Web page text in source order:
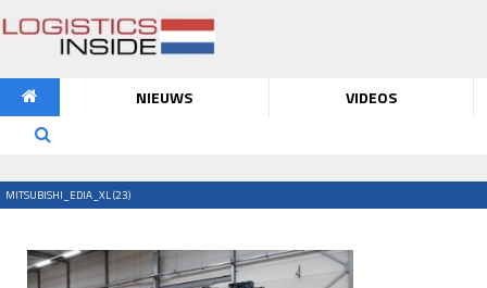
NIEUWS VIDEOS
MITSUBISHI_EDIA_XL (23)